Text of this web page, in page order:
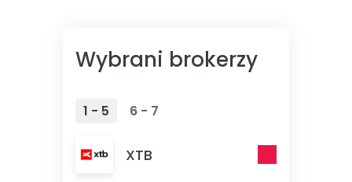
Wybrani brokerzy
1 - 5 6 - 7
XTB